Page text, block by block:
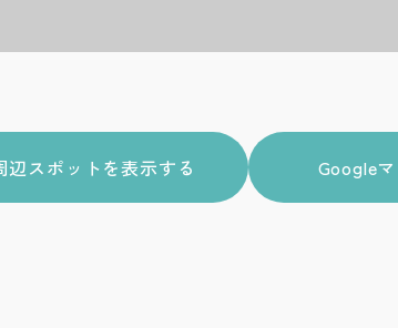
辺スポットを表示する Google